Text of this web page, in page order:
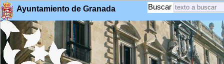
Ayuntamiento de Granada Buscar